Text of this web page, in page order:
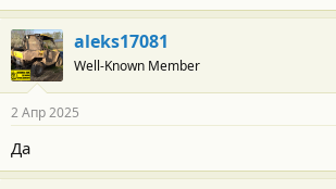
aleks17081
Well-Known Member
2 Апр 2025
Да